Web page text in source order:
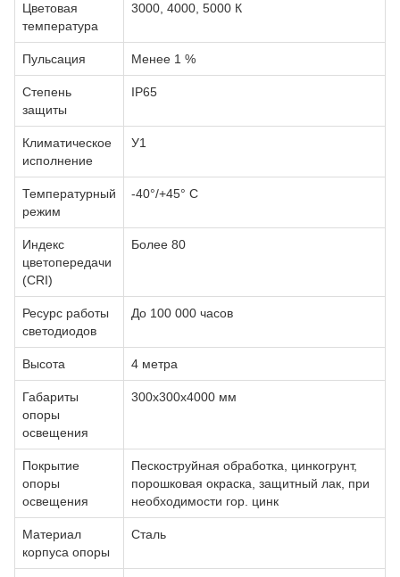
Цветовая
температура
3000, 4000, 5000 К
Пульсация Менее 1 %
Степень
защиты
IP65
Климатическое
исполнение
У1
Температурный
режим
-40°/+45° С
Индекс
цветопередачи
(CRI)
Более 80
Ресурс работы
светодиодов
До 100 000 часов
Высота 4 метра
Габариты
опоры
освещения
300х300х4000 мм
Покрытие
опоры
освещения
Пескоструйная обработка, цинкогрунт,
порошковая окраска, защитный лак, при
необходимости гор. цинк
Материал
корпуса опоры
Сталь